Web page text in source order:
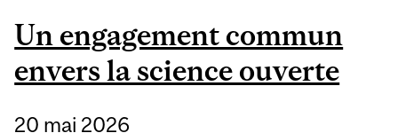
Un engagement commun
envers la science ouverte
20 mai 2026